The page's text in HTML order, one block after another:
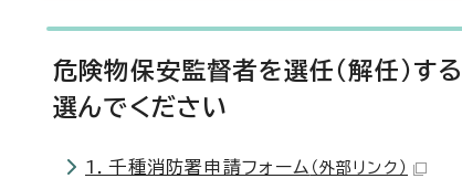
危険物保安監督者を選任（解任）す
選んでください
1．千種消防署申請フォーム （外部リンク）